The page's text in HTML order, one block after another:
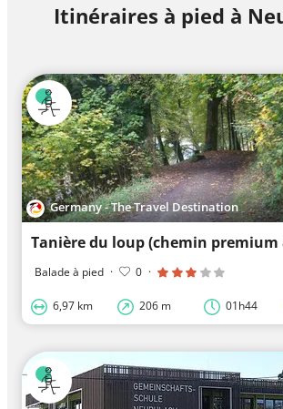
Itinéraires à pied à
Germany - The Travel Destination
Balade à pied · 0 ·
6,97 km 206 m 01h44